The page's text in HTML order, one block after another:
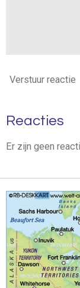
Verstuur reactie
Reacties
Er zijn geen